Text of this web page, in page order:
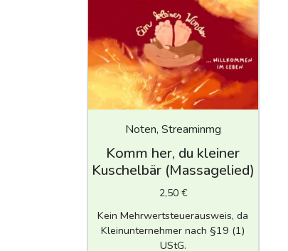
Noten, Streaminmg
Komm her, du kleiner
Kuschelbär (Massagelied)
2,50 €
Kein Mehrwertsteuerausweis, da
Kleinunternehmer nach §19 (1)
UStG.